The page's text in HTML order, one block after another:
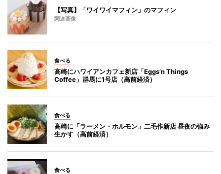
【写真】「ワイワイマフィン」のマフィン
関連画像
食べる
高崎にハワイアンカフェ新店「Eggs’n Things
Coffee」群馬に1号店（高前経済）
食べる
高崎に「ラーメン・ホルモン」二毛作新店 昼夜の強み
生かす（高前経済）
食べる